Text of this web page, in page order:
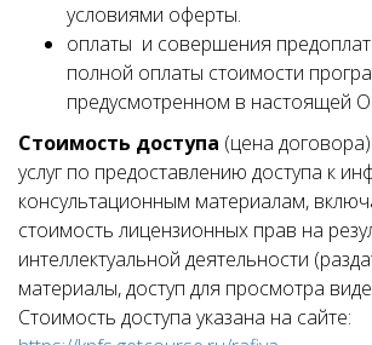
условиями оферты.
оплаты и совершения
полной оплаты стоимости
предусмотренном в настоящей
Стоимость доступа (цена
услуг по предоставлению доступа к
консультационным материалам,
стоимость лицензионных прав на
интеллектуальной деятельности
материалы, доступ для просмотра
Стоимость доступа указана на сайте: